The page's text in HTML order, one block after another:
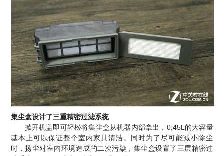
集尘盒设计了三重精密过滤系统
掀开机盖即可轻松将集尘盒从机器内部拿出，0.45L的大容量
基本上可以保证整个室内家具清洁。同时为了尽可能减小除尘
时，扬尘对室内环境造成的二次污染，集尘盒设置了三层精密过